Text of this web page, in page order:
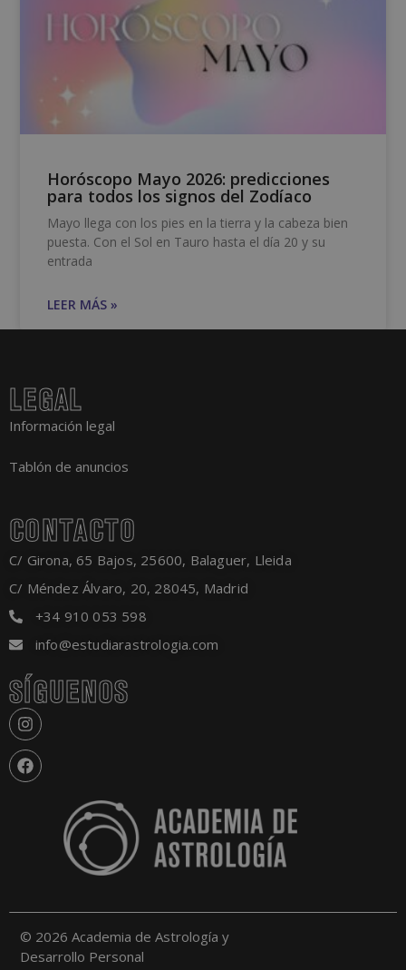
Horóscopo Mayo 2026: predicciones
para todos los signos del Zodíaco
Mayo llega con los pies en la tierra y la cabeza bien
puesta. Con el Sol en Tauro hasta el día 20 y su
entrada
LEER MÁS »
LEGAL
Información legal
Tablón de anuncios
CONTACTO
C/ Girona, 65 Bajos, 25600, Balaguer, Lleida
C/ Méndez Álvaro, 20, 28045, Madrid
+34 910 053 598
info@estudiarastrologia.com
SÍGUENOS
© 2026 Academia de Astrología y
Desarrollo Personal